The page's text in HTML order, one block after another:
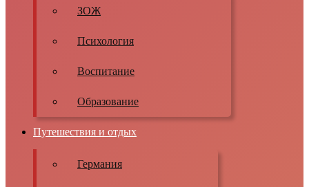
ЗОЖ
Психология
Воспитание
Образование
Путешествия и отдых
Германия